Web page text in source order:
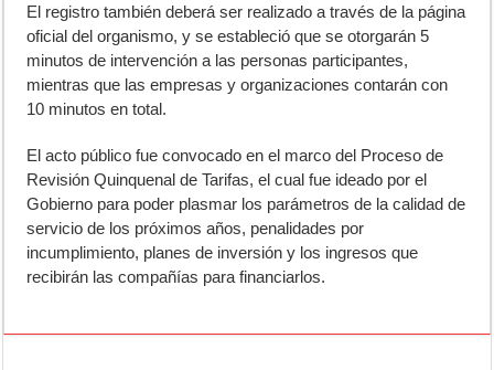
El registro también deberá ser realizado a través de la página
oficial del organismo, y se estableció que se otorgarán 5
minutos de intervención a las personas participantes,
mientras que las empresas y organizaciones contarán con
10 minutos en total.
El acto público fue convocado en el marco del Proceso de
Revisión Quinquenal de Tarifas, el cual fue ideado por el
Gobierno para poder plasmar los parámetros de la calidad de
servicio de los próximos años, penalidades por
incumplimiento, planes de inversión y los ingresos que
recibirán las compañías para financiarlos.